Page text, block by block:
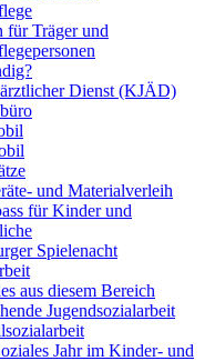
für Träger und
Dienst (KJÄD)
und Materialverleih
für Kinder und
Spielenacht
aus diesem Bereich
Jugendsozialarbeit
Jahr im Kinder- und